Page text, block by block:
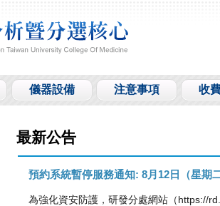
儀器設備 注意事項 收
最新公告
預約系統暫停服務通知: 8月12日（星期
為強化資安防護，研發分處網站（https://